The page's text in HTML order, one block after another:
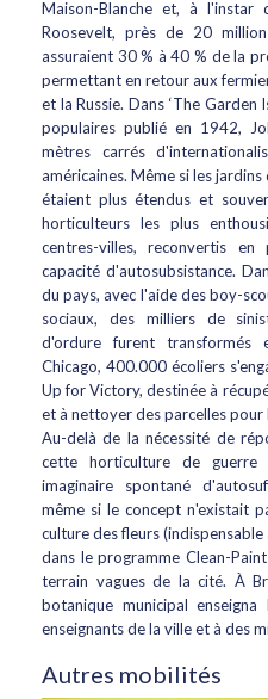
Maison-Blanche et, à l'instar
Roosevelt, près de 20
assuraient 30 % à 40 % de la
permettant en retour aux
et la Russie. Dans ‘The Garden
populaires publié en 1942,
mètres carrés
américaines. Même si les
étaient plus étendus et
horticulteurs les plus
centres-villes, reconvertis
capacité d'autosubsistance.
du pays, avec l'aide des boy-
sociaux, des milliers de
d'ordure furent transformés
Chicago, 400.000 écoliers
Up for Victory, destinée à
et à nettoyer des parcelles pour
Au-delà de la nécessité de
cette horticulture de
imaginaire spontané
même si le concept n'existait
culture des fleurs
dans le programme Clean-
terrain vagues de la cité. À
botanique municipal
enseignants de la ville et à des
Autres mobilités